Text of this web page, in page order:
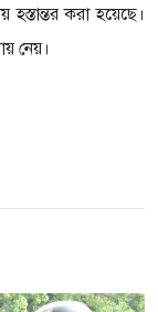
করা হয়েছে।
নেয়।